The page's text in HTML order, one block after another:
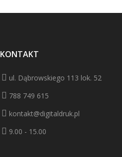
KONTAKT
ul. Dąbrowskiego 113 lok. 52
788 749 615
kontakt@digitaldruk.pl
9.00 - 15.00